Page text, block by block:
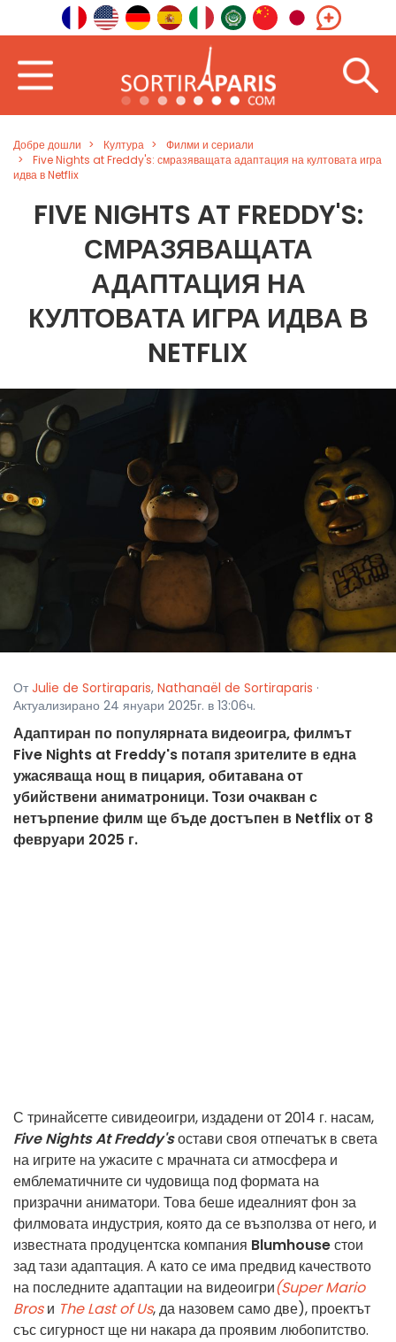
Добре дошли Култура
Филми и сериали
Five Nights at Freddy's: смразяващата адаптация на култовата игра
идва в Netflix
FIVE NIGHTS AT FREDDY'S:
СМРАЗЯВАЩАТА
АДАПТАЦИЯ НА
КУЛТОВАТА ИГРА ИДВА В
NETFLIX
От Julie de Sortiraparis, Nathanaël de Sortiraparis ·
Актуализирано 24 януари 2025г. в 13:06ч.
Адаптиран по популярната видеоигра, филмът
Five Nights at Freddy's потапя зрителите в една
ужасяваща нощ в пицария, обитавана от
убийствени аниматроници. Този очакван с
нетърпение филм ще бъде достъпен в Netflix от 8
февруари 2025 г.
С тринайсетте сивидеоигри, издадени от 2014 г. насам,
Five Nights At Freddy'sостави своя отпечатък в света
на игрите на ужасите с мрачната си атмосфера и
емблематичните си чудовища под формата на
призрачни аниматори. Това беше идеалният фон за
филмовата индустрия, която да се възползва от него, и
известната продуцентска компания Blumhouseстои
зад тази адаптация. А като се има предвид качеството
на последните адаптации на видеоигри(Super Mario
Brosи The Last of Us, да назовем само две), проектът
със сигурност ще ни накара да проявим любопитство.